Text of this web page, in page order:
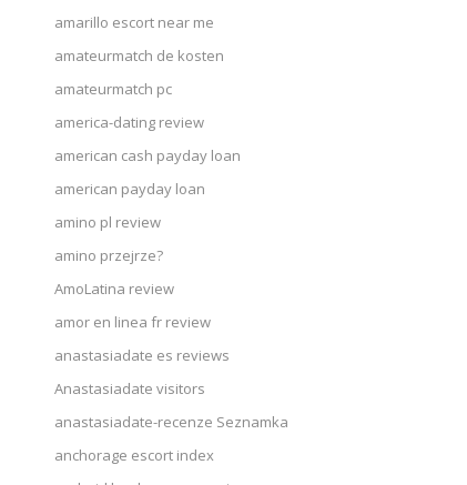
amarillo escort near me
amateurmatch de kosten
amateurmatch pc
america-dating review
american cash payday loan
american payday loan
amino pl review
amino przejrze?
AmoLatina review
amor en linea fr review
anastasiadate es reviews
Anastasiadate visitors
anastasiadate-recenze Seznamka
anchorage escort index